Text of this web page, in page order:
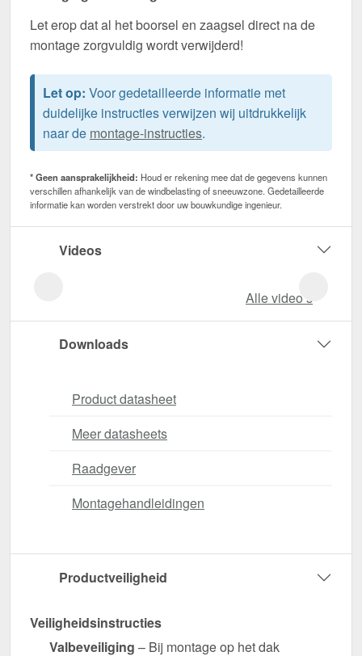
Let erop dat al het boorsel en zaagsel direct na de
montage zorgvuldig wordt verwijderd!
Let op: Voor gedetailleerde informatie met
duidelijke instructies verwijzen wij uitdrukkelijk
naar de montage-instructies.
* Geen aansprakelijkheid: Houd er rekening mee dat de gegevens kunnen
verschillen afhankelijk van de windbelasting of sneeuwzone. Gedetailleerde
informatie kan worden verstrekt door uw bouwkundige ingenieur.
Videos
Alle video‘s
Downloads
Product datasheet
Meer datasheets
Raadgever
Montagehandleidingen
Productveiligheid
Veiligheidsinstructies
Valbeveiliging – Bij montage op het dak